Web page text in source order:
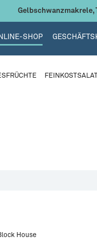
Gelbschwanzmakrele,
SHOP
House